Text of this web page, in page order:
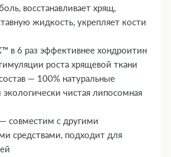
восстанавливает хрящ,
жидкость, укрепляет кости
в 6 раз эффективнее хондроитин
роста хрящевой ткани
— 100% натуральные
чистая липосомная
совместим с другими
средствами, подходит для